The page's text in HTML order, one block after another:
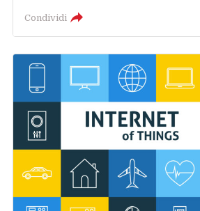
Condividi